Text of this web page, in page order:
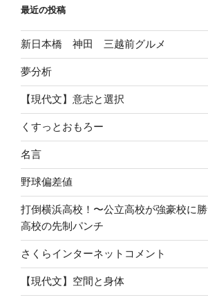
最近の投稿
新日本橋 神田 三越前グルメ
夢分析
【現代文】意志と選択
くすっとおもろー
名言
野球偏差値
打倒横浜高校！〜公立高校が強豪校に
高校の先制パンチ
さくらインターネットコメント
【現代文】空間と身体